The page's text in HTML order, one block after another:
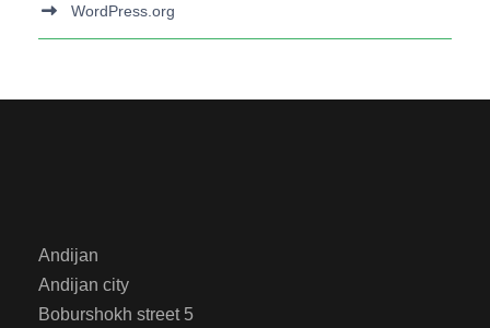
WordPress.org
Andijan
Andijan city
Boburshokh street 5